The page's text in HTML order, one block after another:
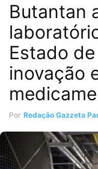
Butantan
Estado
inovação
Por Redação Gazzeta